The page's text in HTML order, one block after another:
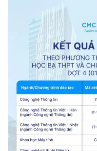
Thị trường 24h
VTV4
VTV9
Liên hệ tòa soạn